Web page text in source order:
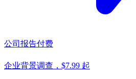
公司报告付费
企业背景调查，$7.99 起